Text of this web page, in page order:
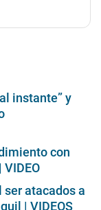
instante” y
con
ser atacados a
| VIDEOS